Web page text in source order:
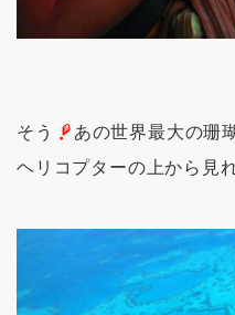
そう
あの世界最大の珊
ヘリコプターの上から見